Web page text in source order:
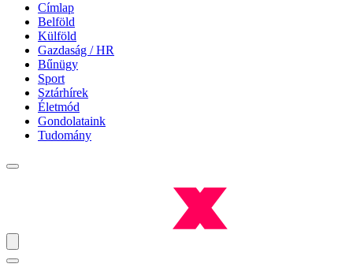
Címlap
Belföld
Külföld
Gazdaság / HR
Bűnügy
Sport
Sztárhírek
Életmód
Gondolataink
Tudomány